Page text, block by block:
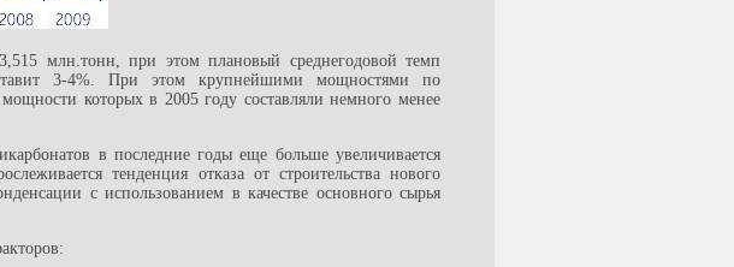
млн.тонн, при этом плановый среднегодовой темп
3-4%. При этом крупнейшими мощностями по
которых в 2005 году составляли немного менее
в последние годы еще больше увеличивается
тенденция отказа от строительства нового
с использованием в качестве основного сырья